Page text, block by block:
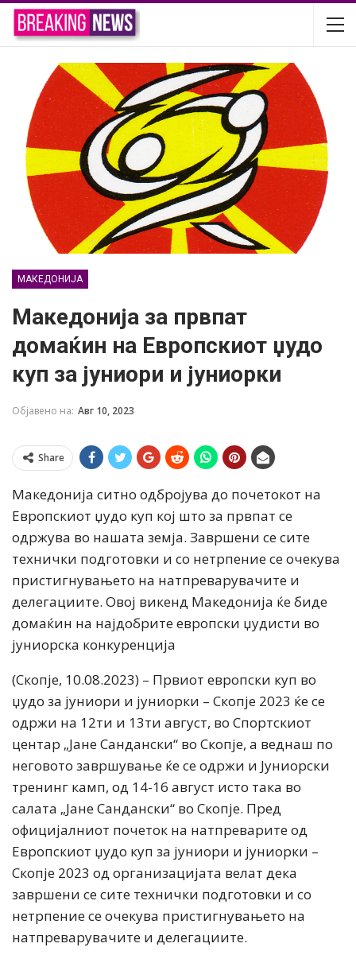
МАКЕДОНИЈА
Македонија за првпат
домаќин на Европскиот џудо
куп за јуниори и јуниорки
Објавено на: Авг 10, 2023
Share
Македонија ситно одбројува до почетокот на
Европскиот џудо куп кој што за првпат се
одржува во нашата земја. Завршени се сите
технички подготовки и со нетрпение се очекува
пристигнувањето на натпреварувачите и
делегациите. Овој викенд Македонија ќе биде
домаќин на најдобрите европски џудисти во
јуниорска конкуренција
(Скопје, 10.08.2023) – Првиот европски куп во
џудо за јуниори и јуниорки – Скопје 2023 ќе се
одржи на 12ти и 13ти август, во Спортскиот
центар „Јане Сандански“ во Скопје, а веднаш по
неговото завршување ќе се одржи и Јуниорски
тренинг камп, од 14-16 август исто така во
салата „Јане Сандански“ во Скопје. Пред
официјалниот почеток на натпреварите од
Европскиот џудо куп за јуниори и јуниорки –
Скопје 2023 од организацијата велат дека
завршени се сите технички подготовки и со
нетрпение се очекува пристигнувањето на
натпреварувачите и делегациите.